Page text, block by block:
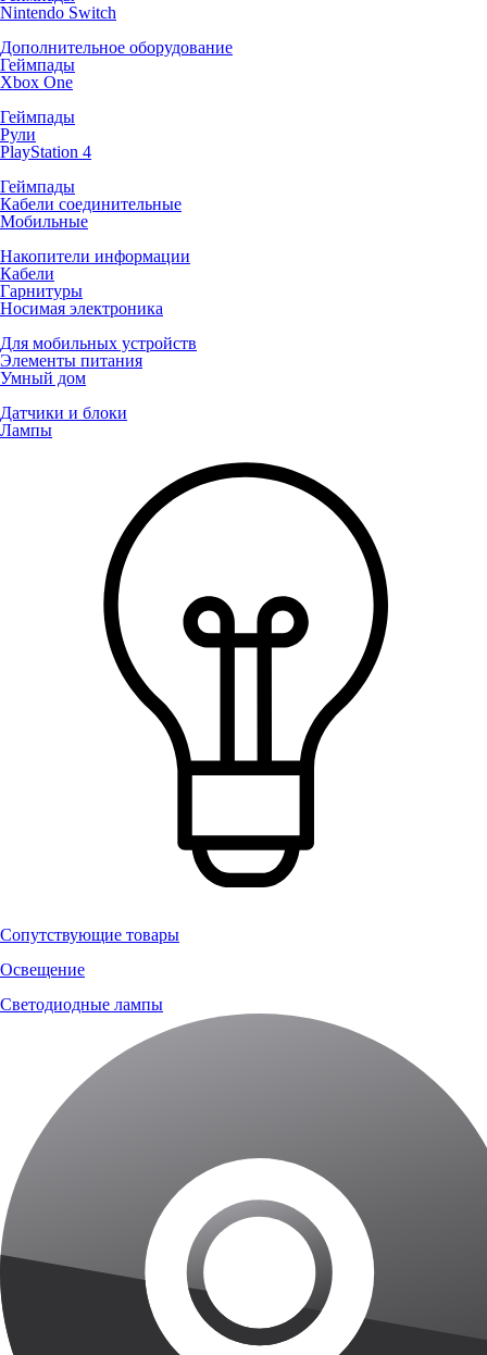
Nintendo Switch
Дополнительное оборудование
Геймпады
Xbox One
Геймпады
Рули
PlayStation 4
Геймпады
Кабели соединительные
Мобильные
Накопители информации
Кабели
Гарнитуры
Носимая электроника
Для мобильных устройств
Элементы питания
Умный дом
Датчики и блоки
Лампы
Сопутствующие товары
Освещение
Светодиодные лампы